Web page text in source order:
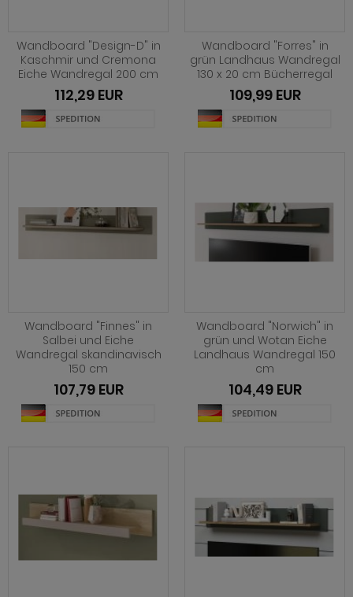
Wandboard "Design-D" in
Kaschmir und Cremona
Eiche Wandregal 200 cm
112,29 EUR
Wandboard "Forres" in
grün Landhaus Wandregal
130 x 20 cm Bücherregal
109,99 EUR
Wandboard "Finnes" in
Salbei und Eiche
Wandregal skandinavisch
150 cm
107,79 EUR
Wandboard "Norwich" in
grün und Wotan Eiche
Landhaus Wandregal 150
cm
104,49 EUR
Timber
Tomaso
Vestland
Stove Old Style hell
Stove weiß Pinie
Stream
Synnax
Vestland
Ward